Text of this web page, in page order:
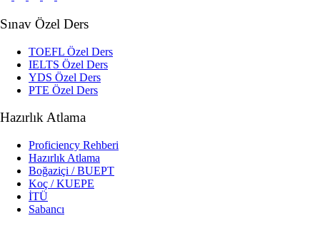
Sınav Özel Ders
TOEFL Özel Ders
IELTS Özel Ders
YDS Özel Ders
PTE Özel Ders
Hazırlık Atlama
Proficiency Rehberi
Hazırlık Atlama
Boğaziçi / BUEPT
Koç / KUEPE
İTÜ
Sabancı